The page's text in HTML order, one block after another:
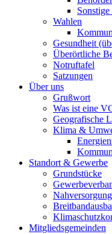
Wahlen
Gesundheit
Überörtliche
Notruftafel
Satzungen
Über uns
Grußwort
Was ist eine
Geografische
Klima &
Standort & Gewerbe
Grundstücke
Mitgliedsgemeinden